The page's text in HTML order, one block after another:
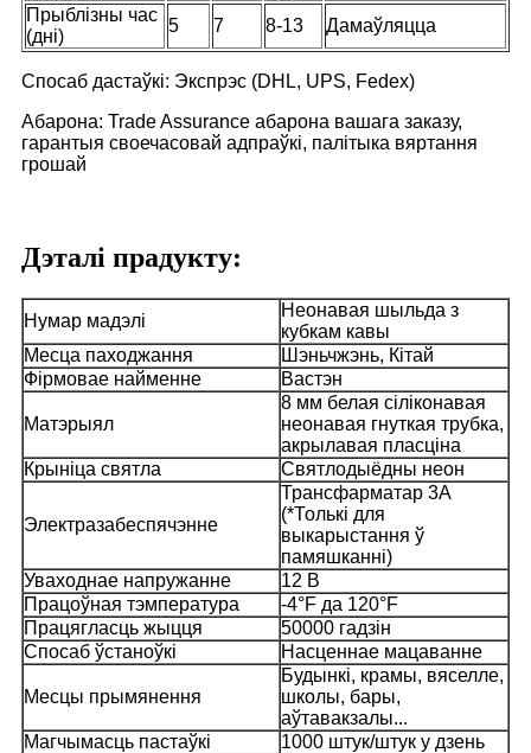
Прыблізны час
(дні)
5 7 8-13 Дамаўляцца
Спосаб дастаўкі: Экспрэс (DHL, UPS, Fedex)
Абарона: Trade Assurance абарона вашага заказу,
гарантыя своечасовай адпраўкі, палітыка вяртання
грошай
Дэталі прадукту:
Нумар мадэлі
Неонавая шыльда з
кубкам кавы
Месца паходжання
Шэньчжэнь, Кітай
Фірмовае найменне
Вастэн
Матэрыял
8 мм белая сіліконавая
неонавая гнуткая трубка,
акрылавая пласціна
Крыніца святла
Святлодыёдны неон
Электразабеспячэнне
Трансфарматар 3A
(*Толькі для
выкарыстання ў
памяшканні)
Уваходнае напружанне
12 В
Працоўная тэмпература
-4°F да 120°F
Працягласць жыцця
50000 гадзін
Спосаб ўстаноўкі
Насценнае мацаванне
Месцы прымянення
Будынкі, крамы, вяселле,
школы, бары,
аўтавакзалы...
Магчымасць пастаўкі
1000 штук/штук у дзень